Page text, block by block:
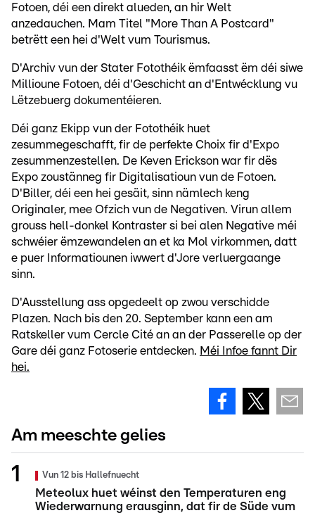
Fotoen, déi een direkt alueden, an hir Welt
anzedauchen. Mam Titel "More Than A Postcard"
betrëtt een hei d'Welt vum Tourismus.
D'Archiv vun der Stater Fotothéik ëmfaasst ëm déi siwe
Millioune Fotoen, déi d'Geschicht an d'Entwécklung vu
Lëtzebuerg dokumentéieren.
Déi ganz Ekipp vun der Fotothéik huet
zesummegeschafft, fir de perfekte Choix fir d'Expo
zesummenzestellen. De Keven Erickson war fir dës
Expo zoustänneg fir Digitalisatioun vun de Fotoen.
D'Biller, déi een hei gesäit, sinn nämlech keng
Originaler, mee Ofzich vun de Negativen. Virun allem
grouss hell-donkel Kontraster si bei alen Negative méi
schwéier ëmzewandelen an et ka Mol virkommen, datt
e puer Informatiounen iwwert d'Jore verluergaange
sinn.
D'Ausstellung ass opgedeelt op zwou verschidde
Plazen. Nach bis den 20. September kann een am
Ratskeller vum Cercle Cité an an der Passerelle op der
Gare déi ganz Fotoserie entdecken. Méi Infoe fannt Dir
hei.
Am meeschte gelies
Vun 12 bis Hallefnuecht
Meteolux huet wéinst den Temperaturen eng
Wiederwarnung erausginn, dat fir de Süde vum